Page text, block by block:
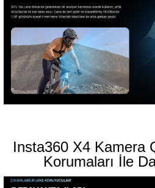
Insta360 X4 Kamera
Korumaları İle